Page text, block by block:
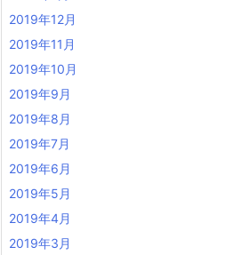
2019年12月
2019年11月
2019年10月
2019年9月
2019年8月
2019年7月
2019年6月
2019年5月
2019年4月
2019年3月